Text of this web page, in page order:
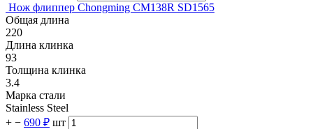
Нож флиппер Chongming CM138R SD1565
Общая длина
220
Длина клинка
93
Толщина клинка
3.4
Марка стали
Stainless Steel
+ − 690 ₽ шт